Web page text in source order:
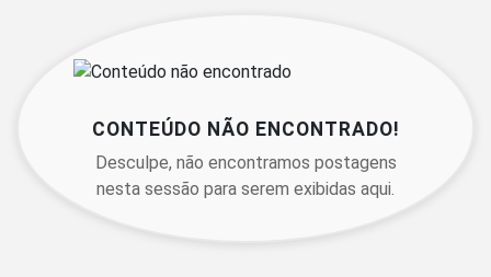
CONTEÚDO NÃO ENCONTRADO!
Desculpe, não encontramos postagens
nesta sessão para serem exibidas aqui.